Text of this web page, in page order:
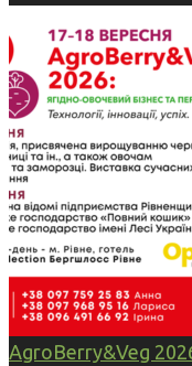
AgroBerry&Veg